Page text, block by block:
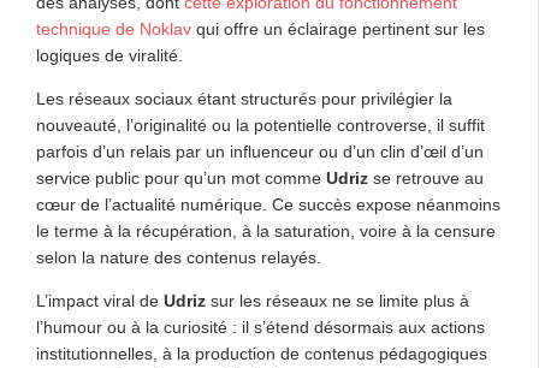
technique de Noklav qui offre un éclairage pertinent sur les
logiques de viralité.
Les réseaux sociaux étant structurés pour privilégier la
nouveauté, l’originalité ou la potentielle controverse, il suffit
parfois d’un relais par un influenceur ou d’un clin d’œil d’un
service public pour qu’un mot comme Udriz se retrouve au
cœur de l’actualité numérique. Ce succès expose néanmoins
le terme à la récupération, à la saturation, voire à la censure
selon la nature des contenus relayés.
L’impact viral de Udriz sur les réseaux ne se limite plus à
l’humour ou à la curiosité : il s’étend désormais aux actions
institutionnelles, à la production de contenus pédagogiques